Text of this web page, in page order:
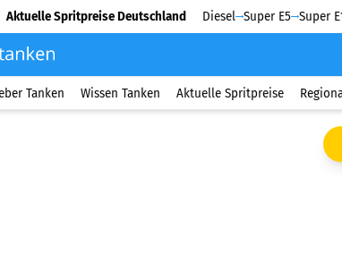
Aktuelle Spritpreise Deutschland Diesel Super E5 Super
Tanken Wissen Tanken Aktuelle Spritpreise